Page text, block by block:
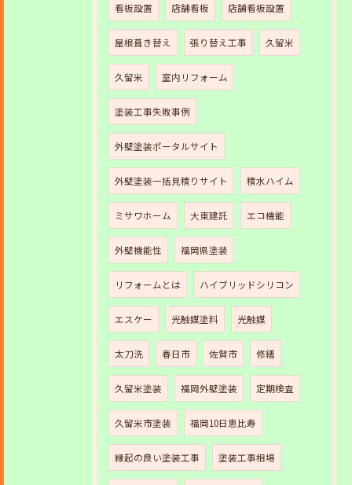
看板設置 店舗看板 店舗看板設置
屋根葺き替え 張り替え工事 久留米
久留米 室内リフォーム
塗装工事失敗事例
外壁塗装ポータルサイト
外壁塗装一括見積りサイト 積水ハイム
ミサワホーム 大東建託 エコ機能
外壁機能性 福岡県塗装
リフォームとは ハイブリッドシリコン
エスケー 光触媒塗料 光触媒
太刀洗 春日市 佐賀市 修繕
久留米塗装 福岡外壁塗装 定期検査
久留米市塗装 福岡10日恵比寿
縁起の良い塗装工事 塗装工事相場